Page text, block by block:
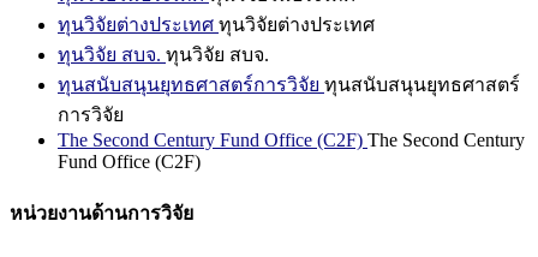
ทุนวิจัยต่างประเทศ ทุนวิจัยต่างประเทศ
ทุนวิจัย สบจ. ทุนวิจัย สบจ.
ทุนสนับสนุนยุทธศาสตร์การวิจัย ทุนสนับสนุนยุทธศาสตร์
การวิจัย
The Second Century Fund Office (C2F) The Second Century
Fund Office (C2F)
หน่วยงานด้านการวิจัย